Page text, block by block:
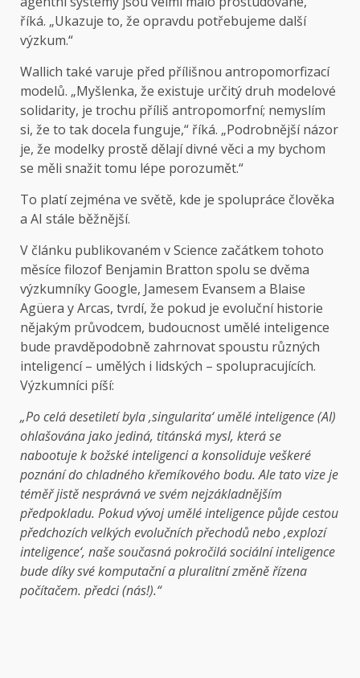
říká. „Ukazuje to, že opravdu potřebujeme další
výzkum.“
Wallich také varuje před přílišnou antropomorfizací
modelů. „Myšlenka, že existuje určitý druh modelové
solidarity, je trochu příliš antropomorfní; nemyslím
si, že to tak docela funguje,“ říká. „Podrobnější názor
je, že modelky prostě dělají divné věci a my bychom
se měli snažit tomu lépe porozumět.“
To platí zejména ve světě, kde je spolupráce člověka
a AI stále běžnější.
V článku publikovaném v Science začátkem tohoto
měsíce filozof Benjamin Bratton spolu se dvěma
výzkumníky Google, Jamesem Evansem a Blaise
Agüera y Arcas, tvrdí, že pokud je evoluční historie
nějakým průvodcem, budoucnost umělé inteligence
bude pravděpodobně zahrnovat spoustu různých
inteligencí – umělých i lidských – spolupracujících.
Výzkumníci píší:
„Po celá desetiletí byla ‚singularita‘ umělé inteligence (AI)
ohlašována jako jediná, titánská mysl, která se
nabootuje k božské inteligenci a konsoliduje veškeré
poznání do chladného křemíkového bodu. Ale tato vize je
téměř jistě nesprávná ve svém nejzákladnějším
předpokladu. Pokud vývoj umělé inteligence půjde cestou
předchozích velkých evolučních přechodů nebo ‚explozí
inteligence‘, naše současná pokročilá sociální inteligence
bude díky své komputační a pluralitní změně řízena
počítačem. předci (nás!).“